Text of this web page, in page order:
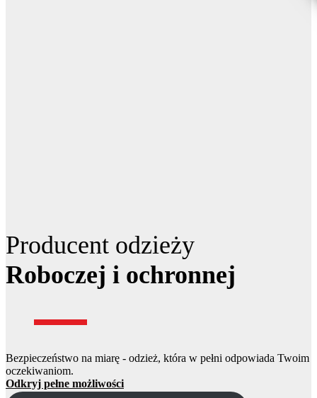
Producent odzieży
Roboczej i ochronnej
Bezpieczeństwo na miarę - odzież, która w pełni odpowiada Twoim
oczekiwaniom.
Odkryj pełne możliwości